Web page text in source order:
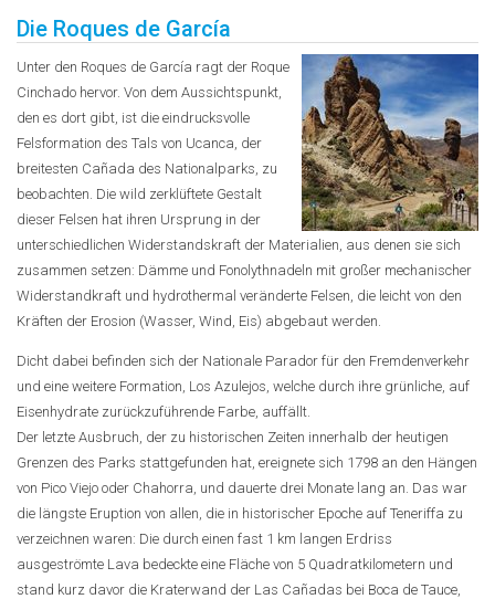
Die Roques de García
Unter den Roques de García ragt der Roque
Cinchado hervor. Von dem Aussichtspunkt,
den es dort gibt, ist die eindrucksvolle
Felsformation des Tals von Ucanca, der
breitesten Cañada des Nationalparks, zu
beobachten. Die wild zerklüftete Gestalt
dieser Felsen hat ihren Ursprung in der
unterschiedlichen Widerstandskraft der Materialien, aus denen sie sich
zusammen setzen: Dämme und Fonolythnadeln mit großer mechanischer
Widerstandkraft und hydrothermal veränderte Felsen, die leicht von den
Kräften der Erosion (Wasser, Wind, Eis) abgebaut werden.
Dicht dabei befinden sich der Nationale Parador für den Fremdenverkehr
und eine weitere Formation, Los Azulejos, welche durch ihre grünliche, auf
Eisenhydrate zurückzuführende Farbe, auffällt.
Der letzte Ausbruch, der zu historischen Zeiten innerhalb der heutigen
Grenzen des Parks stattgefunden hat, ereignete sich 1798 an den Hängen
von Pico Viejo oder Chahorra, und dauerte drei Monate lang an. Das war
die längste Eruption von allen, die in historischer Epoche auf Teneriffa zu
verzeichnen waren: Die durch einen fast 1 km langen Erdriss
ausgeströmte Lava bedeckte eine Fläche von 5 Quadratkilometern und
stand kurz davor die Kraterwand der Las Cañadas bei Boca de Tauce,